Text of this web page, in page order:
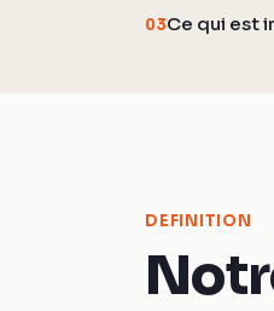
03Ce qui est
DEFINITION